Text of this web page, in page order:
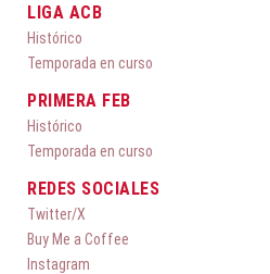
LIGA ACB
Histórico
Temporada en curso
PRIMERA FEB
Histórico
Temporada en curso
REDES SOCIALES
Twitter/X
Buy Me a Coffee
Instagram